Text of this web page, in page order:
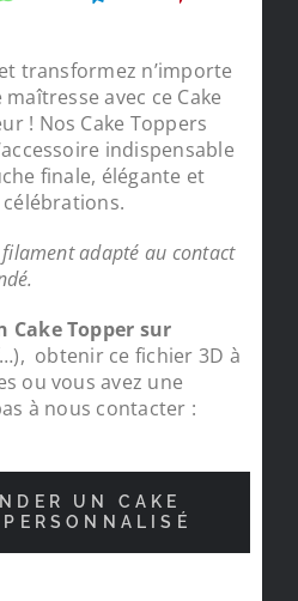
transformez n’importe
avec ce Cake
! Nos Cake Toppers
indispensable
finale, élégante et
adapté au contact
Cake Topper sur
obtenir ce fichier 3D à
ou vous avez une
à nous contacter :
UN CAKE